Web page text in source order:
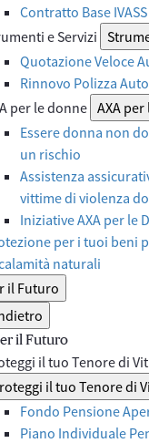
Contratto Base IVASS
e Servizi
Quotazione Veloce
Rinnovo Polizza
per le donne AXA
Essere donna non
un rischio
Assistenza
vittime di violenza
Iniziative AXA per le
per i tuoi beni
naturali
il Futuro
il Futuro
il tuo Tenore di
il tuo Tenore di
Fondo Pensione
Piano Individuale